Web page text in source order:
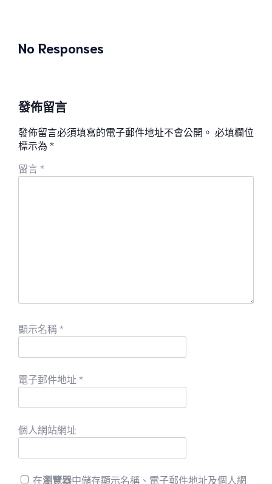
No Responses
發佈留言
發佈留言必須填寫的電子郵件地址不會公開。 必填欄位
標示為 *
留言 *
顯示名稱 *
電子郵件地址 *
個人網站網址
在瀏覽器中儲存顯示名稱、電子郵件地址及個人網